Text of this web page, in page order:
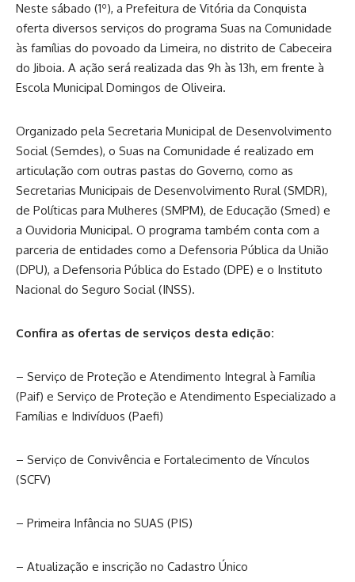
Neste sábado (1º), a Prefeitura de Vitória da Conquista
oferta diversos serviços do programa Suas na Comunidade
às famílias do povoado da Limeira, no distrito de Cabeceira
do Jiboia. A ação será realizada das 9h às 13h, em frente à
Escola Municipal Domingos de Oliveira.
Organizado pela Secretaria Municipal de Desenvolvimento
Social (Semdes), o Suas na Comunidade é realizado em
articulação com outras pastas do Governo, como as
Secretarias Municipais de Desenvolvimento Rural (SMDR),
de Políticas para Mulheres (SMPM), de Educação (Smed) e
a Ouvidoria Municipal. O programa também conta com a
parceria de entidades como a Defensoria Pública da União
(DPU), a Defensoria Pública do Estado (DPE) e o Instituto
Nacional do Seguro Social (INSS).
Confira as ofertas de serviços desta edição:
– Serviço de Proteção e Atendimento Integral à Família
(Paif) e Serviço de Proteção e Atendimento Especializado a
Famílias e Indivíduos (Paefi)
– Serviço de Convivência e Fortalecimento de Vínculos
(SCFV)
– Primeira Infância no SUAS (PIS)
– Atualização e inscrição no Cadastro Único